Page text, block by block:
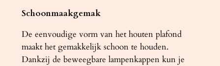
u
r
e
l
Schoonmaakgemak
De eenvoudige vorm van het houten plafond
maakt het gemakkelijk schoon te houden.
Dankzij de beweegbare lampenkappen kun je